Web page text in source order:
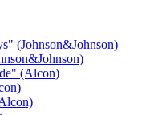
(Johnson&Johnson)
(Alcon)